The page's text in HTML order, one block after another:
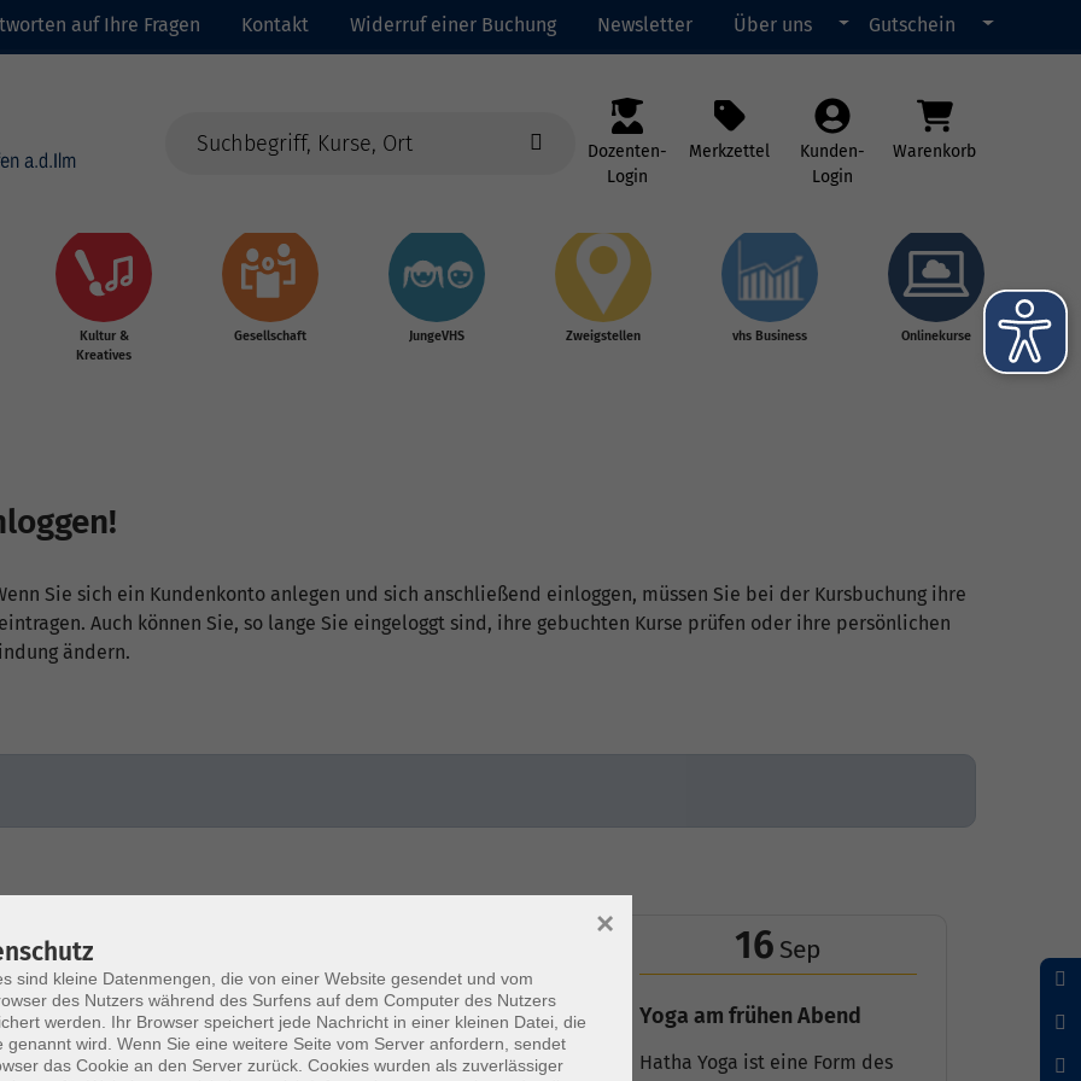
auf Ihre Fragen Kontakt Widerruf einer Buchung Newsletter Über uns Gutschein
Dozenten-
Login
Merkzettel
Kunden-
Login
Warenkorb
Kultur &
Kreatives
Gesellschaft JungeVHS Zweigstellen vhs Business Onlinekurse
Sie sich ein Kundenkonto anlegen und sich anschließend einloggen, müssen Sie bei der Kursbuchung ihre
Auch können Sie, so lange Sie eingeloggt sind, ihre gebuchten Kurse prüfen oder ihre persönlichen
ändern.
21
Yoga am
Energetisches Yoga am
Morgen
16 Sep
Yoga am frühen Abend
Hatha Yoga ist eine Form des
sind kleine Datenmengen, die von einer Website gesendet und vom
des Nutzers während des Surfens auf dem Computer des Nutzers
werden. Ihr Browser speichert jede Nachricht in einer kleinen Datei, die
genannt wird. Wenn Sie eine weitere Seite vom Server anfordern, sendet
das Cookie an den Server zurück. Cookies wurden als zuverlässiger
×